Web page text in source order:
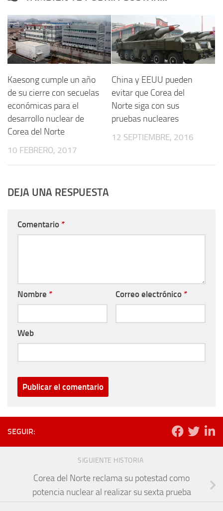
Kaesong cumple un año
de su cierre con secuelas
económicas para el
desarrollo nuclear de
Corea del Norte
10 FEBRERO, 2017
China y EEUU pueden
evitar que Corea del
Norte siga con sus
pruebas nucleares
12 SEPTIEMBRE, 2016
DEJA UNA RESPUESTA
Comentario *
Nombre * Correo electrónico *
Web
SEGUIR:
SIGUIENTE HISTORIA
Corea del Norte reclama su potestad como
potencia nuclear al realizar su sexta prueba